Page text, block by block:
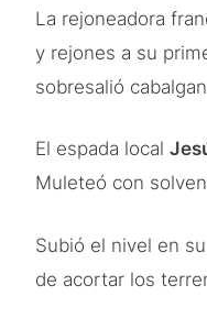
La rejoneadora
y rejones a su
sobresalió
El espada local
Muleteó con
Subió el nivel en
de acortar los